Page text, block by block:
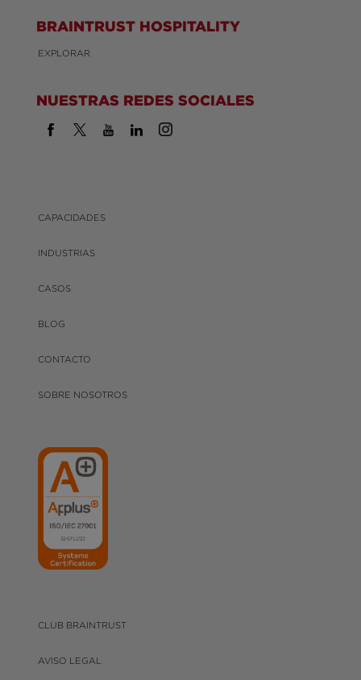
BRAINTRUST HOSPITALITY
EXPLORAR
NUESTRAS REDES SOCIALES
CAPACIDADES
INDUSTRIAS
CASOS
BLOG
CONTACTO
SOBRE NOSOTROS
CLUB BRAINTRUST
AVISO LEGAL